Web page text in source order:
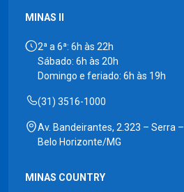
MINAS II
2ª a 6ª: 6h às 22h
Sábado: 6h às 20h
Domingo e feriado: 6h às 19h
(31) 3516-1000
Av. Bandeirantes, 2.323 – Serra –
Belo Horizonte/MG
MINAS COUNTRY